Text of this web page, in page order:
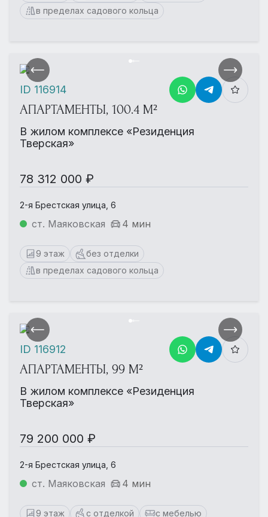
в пределах садового кольца
АПАРТАМЕНТЫ, 100.4 М²
В жилом комплексе «Резиденция
Тверская»
78 312 000 ₽
2-я Брестская улица, 6
ст. Маяковская 4 мин
9 этаж
без отделки
в пределах садового кольца
ID 116914
АПАРТАМЕНТЫ, 99 М²
В жилом комплексе «Резиденция
Тверская»
79 200 000 ₽
2-я Брестская улица, 6
ст. Маяковская 4 мин
9 этаж с отделкой с мебелью
ID 116912